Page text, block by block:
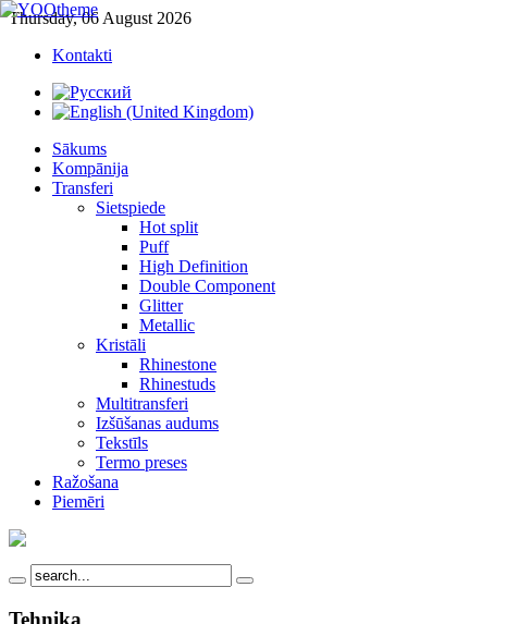
Thursday, 06 August 2026
Kontakti
Sākums
Kompānija
Transferi
Sietspiede
Hot split
Puff
High Definition
Double Component
Glitter
Metallic
Kristāli
Rhinestone
Rhinestuds
Multitransferi
Izšūšanas audums
Tekstīls
Termo preses
Ražošana
Piemēri
Tehnika